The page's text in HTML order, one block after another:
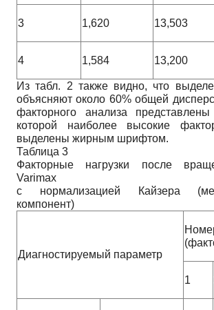
3 1,620 13,503
4 1,584 13,200
Из табл. 2 также видно, что
объясняют около 60% общей
факторного анализа
которой наиболее высокие
выделены жирным шрифтом.
Таблица 3
Факторные нагрузки после
Varimax
с нормализацией Кайзера
компонент)
Диагностируемый параметр
1